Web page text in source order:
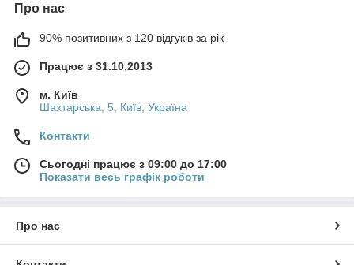
Про нас
90% позитивних з 120 відгуків за рік
Працює з 31.10.2013
м. Київ
Шахтарська, 5, Київ, Україна
Контакти
Сьогодні працює з 09:00 до 17:00
Показати весь графік роботи
Про нас